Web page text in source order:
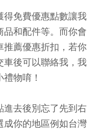
得免費優惠點數讓我
品和配件等。而你會
推薦優惠折扣，若你
車後可以聯絡我，我
物唷！
進去後別忘了先到右
成你的地區例如台灣